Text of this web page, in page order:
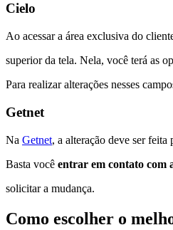
Cielo
Ao acessar a área exclusiva do
superior da tela. Nela, você terá as
Para realizar alterações nesses
Getnet
Na Getnet, a alteração deve ser feita
Basta você entrar em contato com
solicitar a mudança.
Como escolher o